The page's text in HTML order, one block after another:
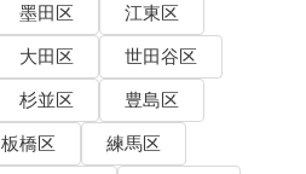
墨田区
江東区
大田区
世田谷区
杉並区
豊島区
板橋区
練馬区